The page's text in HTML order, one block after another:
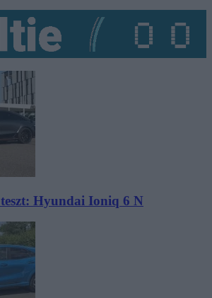
Hyundai Ioniq 6 N